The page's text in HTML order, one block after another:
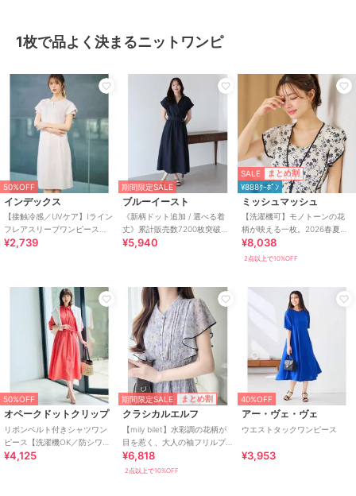
1枚で品よく決まるニットワンピ
50%OFF
インデックス
【接触冷感／UVケア】Iライン
フレアスリーブワンピース
《洗濯機OK／XS～3L／6col》
¥2,739
期間限定SALE
ブルーイースト
《新柄ドット追加 / 選べる着
丈》累計販売数7200枚突破！
カシュクールシャツワンピー
¥5,940
SALE まとめ割
¥888ｸｰﾎﾟﾝ
ミッシュマッシュ
【洗濯機可】モノトーンの花
柄が映える一枚。2026春夏新
作 パイピングモノトーン花柄
ワンピース
¥8,038
2点以上で10%OFF
50%OFF
オペークドットクリップ
リボンベルト付きシャツワン
ピース【洗濯機OK／防シワ加
工】
¥4,125
期間限定SALE まとめ割
クラシカルエルフ
【mily bilet】水彩調の花柄が
目を惹く、大人の袖フリルプ
リーツワンピース（半袖）
¥6,818
2点以上で10%OFF
40%OFF
アー・ヴェ・ヴェ
ウエストタックワンピース
¥3,953